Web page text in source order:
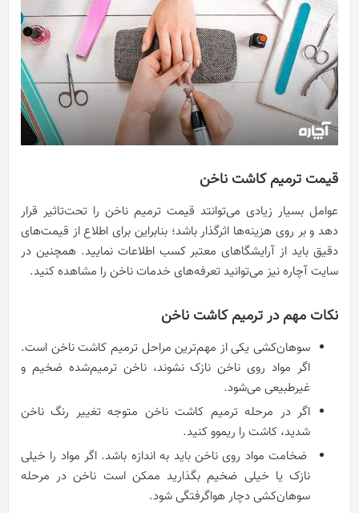
قیمت ترمیم کاشت ناخن
عوامل بسیار زیادی می‌توانتد قیمت ترمیم ناخن را تحت‌تاثیر قرار
دهد و بر روی هزینه‌‌ها اثرگذار باشد؛ بنابراین برای اطلاع از قیمت‌های
دقیق باید از آرایشگا‌های معتبر کسب اطلاعات نمایید. همچنین در
سایت آچاره نیز می‌توانید تعرفه‌‌های خدمات ناخن را مشاهده کنید.
نکات مهم در ترمیم کاشت ناخن
سوهان‌کشی یکی از مهم‌ترین مراحل ترمیم کاشت ناخن است.
اگر مواد روی ناخن نازک نشوند، ناخن ترمیم‌شده ضخیم و
غیرطبیعی می‌شود.
اگر در مرحله ترمیم کاشت ناخن متوجه تغییر رنگ ناخن
شدید، کاشت را ریموو کنید.
ضخامت مواد روی ناخن باید به اندازه باشد. اگر مواد را خیلی
نازک یا خیلی ضخیم بگذارید ممکن است ناخن در مرحله
سوهان‌کشی دچار هواگرفتگی شود.